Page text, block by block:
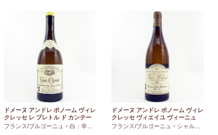
ドメーヌ アンドレ ボノーム ヴィレ
クレッセ レ プレトル ド カンテー
ヌ 2023 750ml
フランス/ブルゴーニュ ・ 白：辛口 シャルドネ
ドメーヌ アンドレ ボノーム ヴィレ
クレッセ ヴィエイユ ヴィーニュ
2024 750ml
フランス/ブルゴーニュ ・ シャルドネ